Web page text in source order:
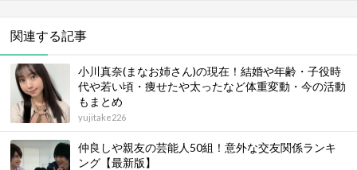
関連する記事
小川真奈(まなお姉さん)の現在！結婚や年齢・子役時
代や若い頃・痩せたや太ったなど体重変動・今の活動
もまとめ
yujitake226
仲良しや親友の芸能人50組！意外な交友関係ランキ
ング【最新版】